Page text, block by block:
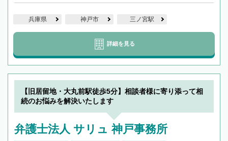
兵庫県 神戸市 三ノ宮駅
詳細を見る
【旧居留地・大丸前駅徒歩5分】相談者様に寄り添って相
続のお悩みを解決いたします
弁護士法人 サリュ 神戸事務所